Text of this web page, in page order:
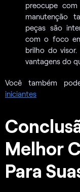
preocupe
manutenção
peças são
com o foco
brilho do
vantagens do
Você também
iniciantes
Melhor
Para